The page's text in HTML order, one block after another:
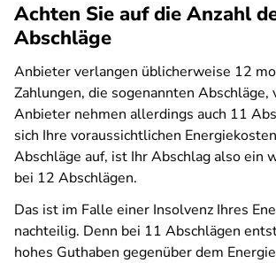
Achten Sie auf die Anzahl
Abschläge
Anbieter verlangen üblicherweise 12
Zahlungen, die sogenannten Abschläge,
Anbieter nehmen allerdings auch 11
sich Ihre voraussichtlichen
Abschläge auf, ist Ihr Abschlag also ein
bei 12 Abschlägen.
Das ist im Falle einer Insolvenz Ihres
nachteilig. Denn bei 11 Abschlägen
hohes Guthaben gegenüber dem